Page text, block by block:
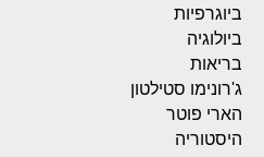
ביוגרפיות
ביולוגיה
בריאות
ג'רונימו סטילטון
הארי פוטר
היסטוריה